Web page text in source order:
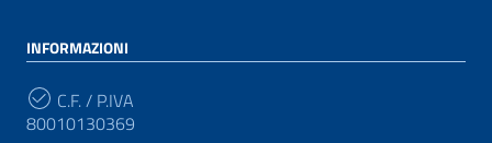
INFORMAZIONI
C.F. / P.IVA
80010130369